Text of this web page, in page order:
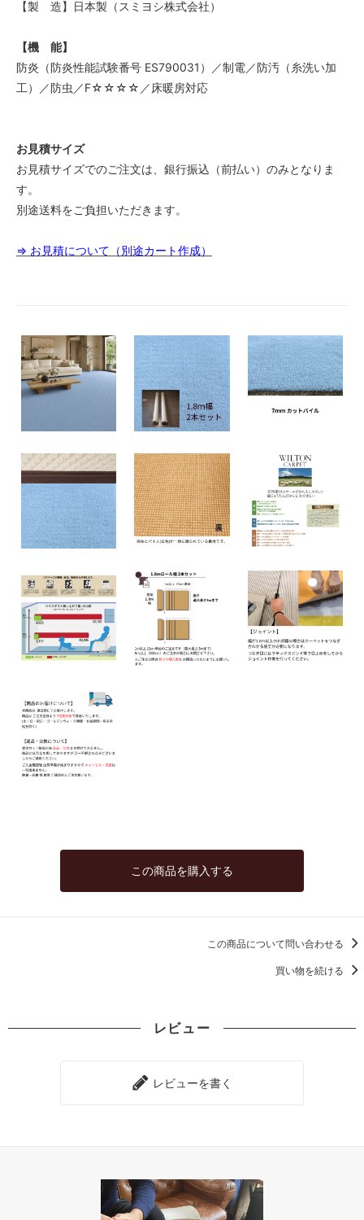
【製 造】日本製（スミヨシ株式会社）
【機 能】
防炎（防炎性能試験番号 ES790031）／制電／防汚（糸洗い加
工）／防虫／F☆☆☆☆／床暖房対応
お見積サイズ
お見積サイズでのご注文は、銀行振込（前払い）のみとなりま
す。
別途送料をご負担いただきます。
⇒ お見積について（別途カート作成）
この商品を購入する
この商品について問い合わせる
買い物を続ける
レビュー
レビューを書く